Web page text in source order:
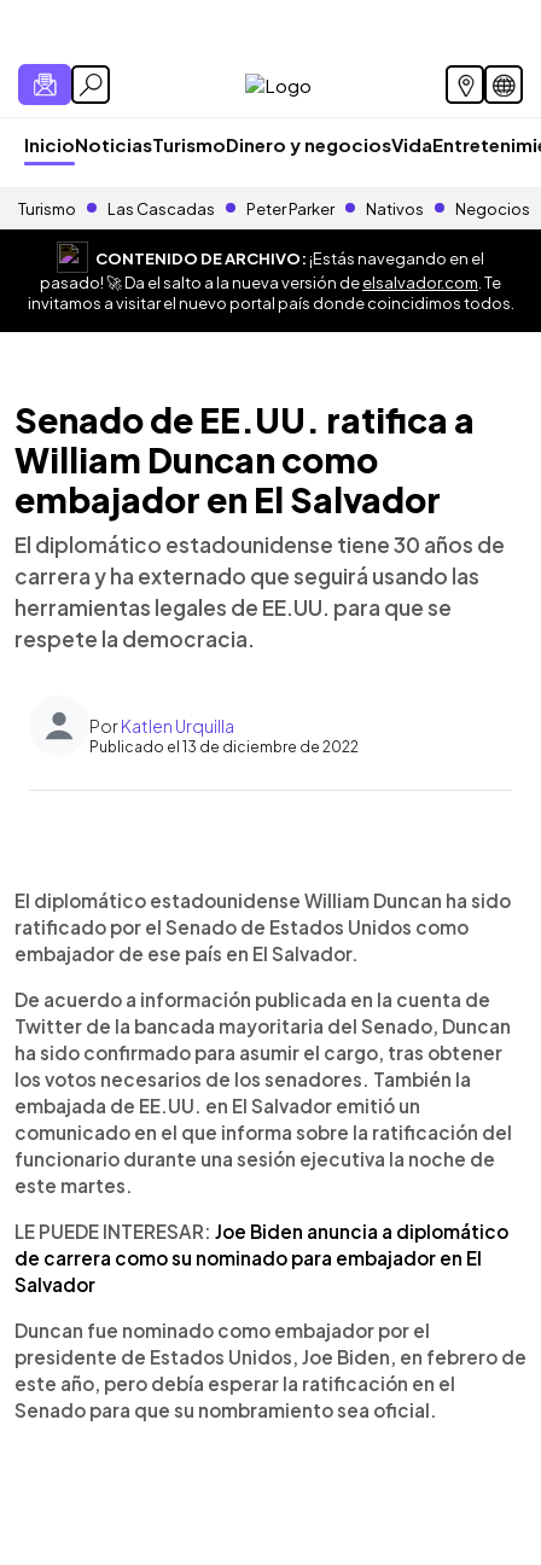
InicioNoticiasTurismoDinero y negociosVida
Turismo Las Cascadas Peter Parker Nativos Negocios
CONTENIDO DE ARCHIVO:¡Estás navegando en el
pasado! 🚀 Da el salto a la nueva versión deelsalvador.com . Te
invitamos a visitar el nuevo portal país donde coincidimos todos.
Senado de EE.UU. ratifica a
William Duncan como
embajador en El Salvador
El diplomático estadounidense tiene 30 años de
carrera y ha externado que seguirá usando las
herramientas legales de EE.UU. para que se
respete la democracia.
PorKatlen Urquilla
Publicado el 13 de diciembre de 2022
Escuchar artículo
El diplomático estadounidense William Duncan ha sido
ratificado por el Senado de Estados Unidos como
embajador de ese país en El Salvador.
De acuerdo a información publicada en la cuenta de
Twitter de la bancada mayoritaria del Senado, Duncan
ha sido confirmado para asumir el cargo, tras obtener
los votos necesarios de los senadores. También la
embajada de EE.UU. en El Salvador emitió un
comunicado en el que informa sobre la ratificación del
funcionario durante una sesión ejecutiva la noche de
este martes.
LE PUEDE INTERESAR: Joe Biden anuncia a diplomático
de carrera como su nominado para embajador en El
Salvador
Duncan fue nominado como embajador por el
presidente de Estados Unidos, Joe Biden, en febrero de
este año, pero debía esperar la ratificación en el
Senado para que su nombramiento sea oficial.